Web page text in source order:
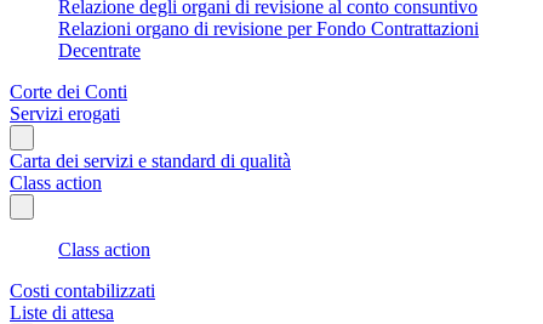
Relazione degli organi di revisione al conto consuntivo
Relazioni organo di revisione per Fondo Contrattazioni
Decentrate
Corte dei Conti
Servizi erogati
Carta dei servizi e standard di qualità
Class action
Class action
Costi contabilizzati
Liste di attesa